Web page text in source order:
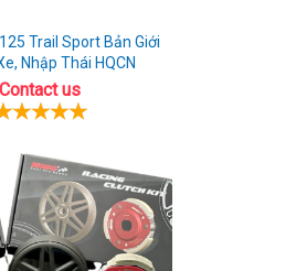
trường
Trail Sport Bản Giới
Nhập Thái HQCN
Contact us